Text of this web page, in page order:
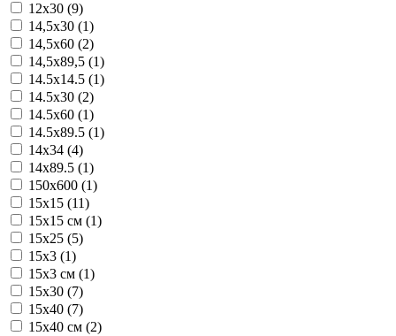
12x30 (9)
14,5x30 (1)
14,5x60 (2)
14,5x89,5 (1)
14.5x14.5 (1)
14.5x30 (2)
14.5x60 (1)
14.5x89.5 (1)
14x34 (4)
14x89.5 (1)
150x600 (1)
15x15 (11)
15x15 см (1)
15x25 (5)
15x3 (1)
15x3 см (1)
15x30 (7)
15x40 (7)
15x40 см (2)